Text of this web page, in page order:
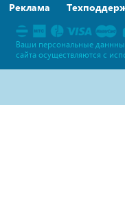
Реклама
Ваши персональные
сайта осуществляются c